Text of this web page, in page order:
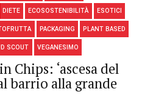
DIETE ECOSOSTENIBILITÀ ESOTICI
PACKAGING PLANT BASED
SCOUT VEGANESIMO
Chips: ‘ascesa del
barrio alla grande